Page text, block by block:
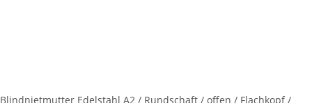
Blindnietmutter Edelstahl A2 / Rundschaft / offen / Flachkopf /